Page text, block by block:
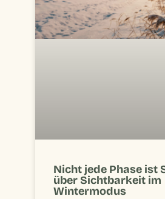
Nicht jede Phase ist
über Sichtbarkeit im
Wintermodus